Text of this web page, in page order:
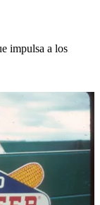
impulsa a los